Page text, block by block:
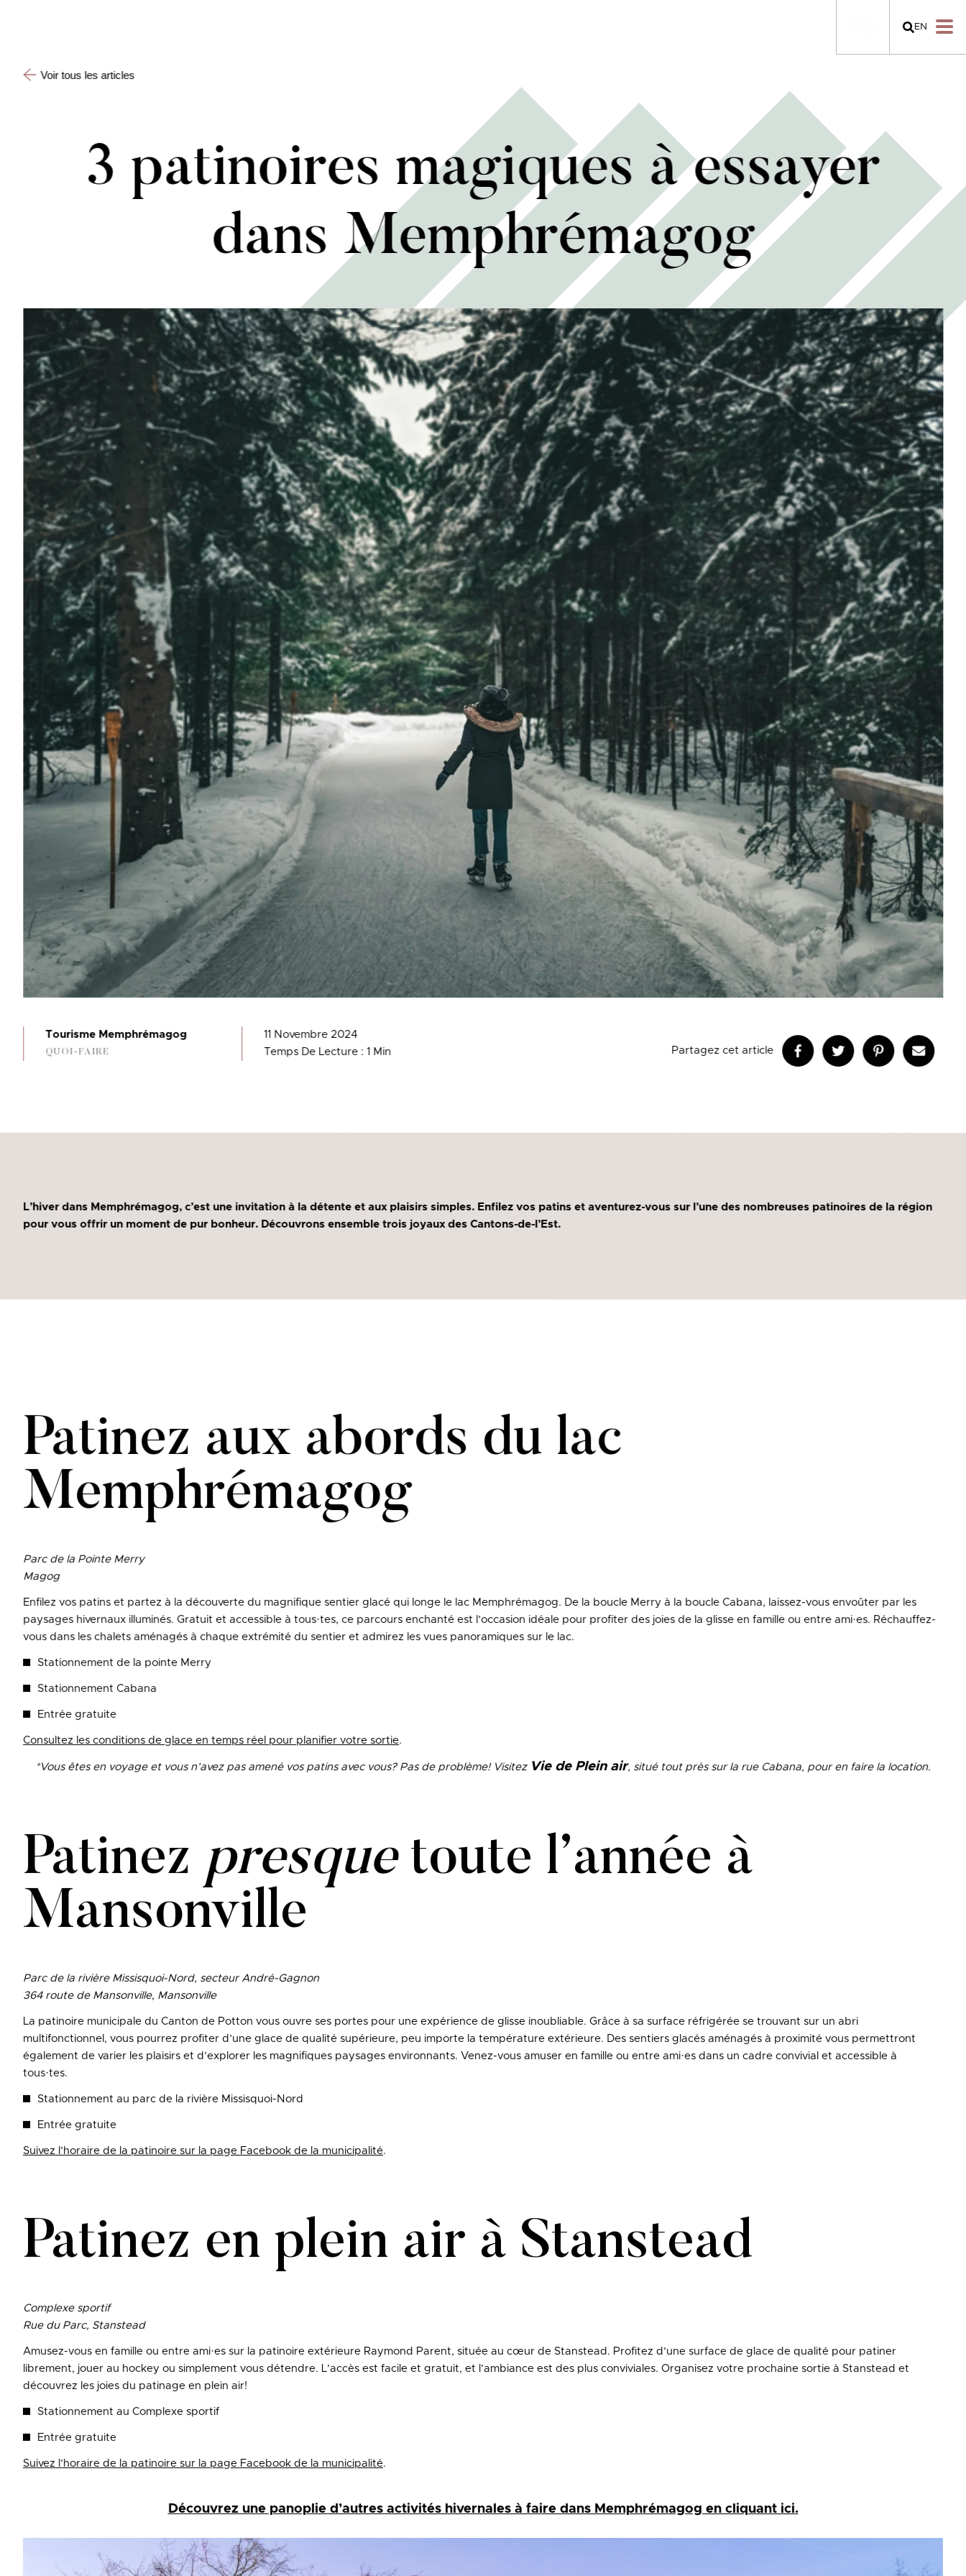
EN
Voir tous les articles
3 patinoires magiques à essayer
dans Memphrémagog
Tourisme Memphrémagog
QUOI-FAIRE
11 Novembre 2024
Temps De Lecture : 1 Min Partagez cet article
L’hiver dans Memphrémagog, c’est une invitation à la détente et aux plaisirs simples. Enfilez vos patins et aventurez-vous sur l’une des nombreuses patinoires de la région
pour vous offrir un moment de pur bonheur. Découvrons ensemble trois joyaux des Cantons-de-l’Est.
Patinez aux abords du lac
Memphrémagog
Parc de la Pointe Merry
Magog
Enfilez vos patins et partez à la découverte du magnifique sentier glacé qui longe le lac Memphrémagog. De la boucle Merry à la boucle Cabana, laissez-vous envoûter par les
paysages hivernaux illuminés. Gratuit et accessible à tous·tes, ce parcours enchanté est l’occasion idéale pour profiter des joies de la glisse en famille ou entre ami·es. Réchauffez-
vous dans les chalets aménagés à chaque extrémité du sentier et admirez les vues panoramiques sur le lac.
Stationnement de la pointe Merry
Stationnement Cabana
Entrée gratuite
Consultez les conditions de glace en temps réel pour planifier votre sortie.
*Vous êtes en voyage et vous n’avez pas amené vos patins avec vous? Pas de problème! Visitez Vie de Plein air, situé tout près sur la rue Cabana, pour en faire la location.
Patinez presquetoute l’année à
Mansonville
Parc de la rivière Missisquoi-Nord, secteur André-Gagnon
364 route de Mansonville, Mansonville
La patinoire municipale du Canton de Potton vous ouvre ses portes pour une expérience de glisse inoubliable. Grâce à sa surface réfrigérée se trouvant sur un abri
multifonctionnel, vous pourrez profiter d’une glace de qualité supérieure, peu importe la température extérieure. Des sentiers glacés aménagés à proximité vous permettront
également de varier les plaisirs et d’explorer les magnifiques paysages environnants. Venez-vous amuser en famille ou entre ami·es dans un cadre convivial et accessible à
tous·tes.
Stationnement au parc de la rivière Missisquoi-Nord
Entrée gratuite
Suivez l’horaire de la patinoire sur la page Facebook de la municipalité.
Patinez en plein air à Stanstead
Complexe sportif
Rue du Parc, Stanstead
Amusez-vous en famille ou entre ami·es sur la patinoire extérieure Raymond Parent, située au cœur de Stanstead. Profitez d’une surface de glace de qualité pour patiner
librement, jouer au hockey ou simplement vous détendre. L’accès est facile et gratuit, et l’ambiance est des plus conviviales. Organisez votre prochaine sortie à Stanstead et
découvrez les joies du patinage en plein air!
Stationnement au Complexe sportif
Entrée gratuite
Suivez l’horaire de la patinoire sur la page Facebook de la municipalité.
Découvrez une panoplie d’autres activités hivernales à faire dans Memphrémagog en cliquant ici.